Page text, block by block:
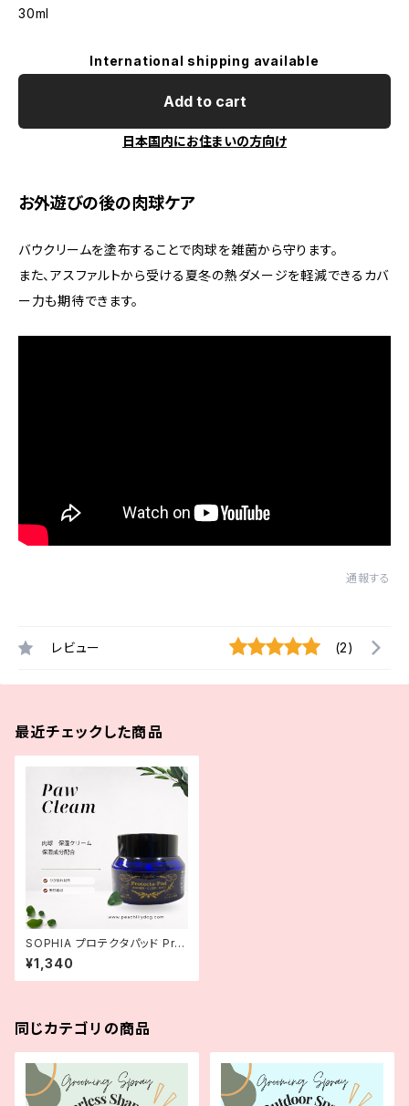
30ml
International shipping available
Add to cart
日本国内にお住まいの方向け
お外遊びの後の肉球ケア
バウクリームを塗布することで肉球を雑菌から守ります。
また、アスファルトから受ける夏冬の熱ダメージを軽減できるカバ
ー力も期待できます。
通報する
レビュー (2)
最近チェックした商品
SOPHIA プロテクタパッド Prot
ecta Pad 30ml 【肉球クリー
ム】
¥1,340
同じカテゴリの商品